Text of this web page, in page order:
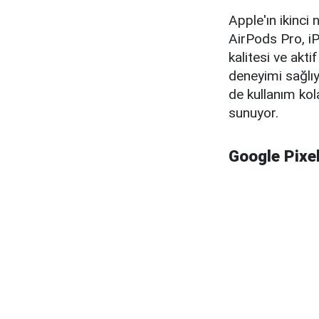
Apple'ın ikinci
AirPods Pro,
kalitesi ve
deneyimi
de kullanım
sunuyor.
Google